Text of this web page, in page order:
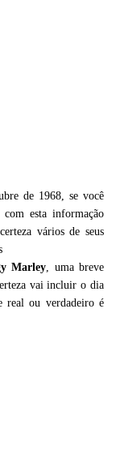
de 1968, se você
com esta informação
vários de seus
Marley, uma breve
vai incluir o dia
real ou verdadeiro é